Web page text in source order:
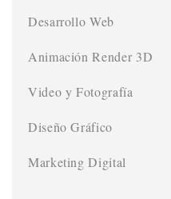
Desarrollo Web
Animación Render 3D
Video y Fotografía
Diseño Gráfico
Marketing Digital